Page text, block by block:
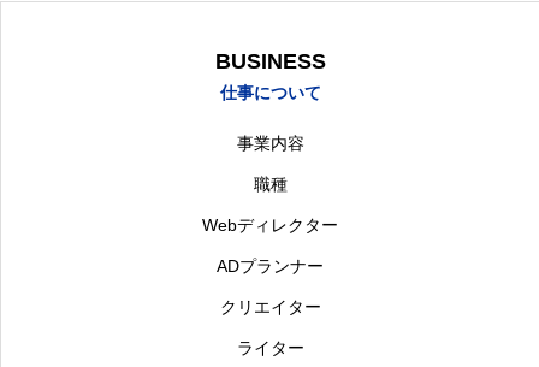
BUSINESS
仕事について
事業内容
職種
Webディレクター
ADプランナー
クリエイター
ライター